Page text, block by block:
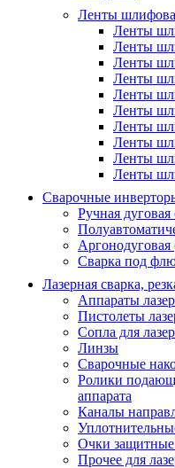
Ленты
Ленты
Ленты
Ленты
Ленты
Ленты
Ленты
Ленты
Ленты
Ленты
Ленты
Сварочные
Ручная
Аргонодуговая
Сварка под
Лазерная сварка,
Аппараты
Пистолеты
Сопла для
Линзы
Сварочные
Ролики
аппарата
Каналы
Очки защитные
Прочее для